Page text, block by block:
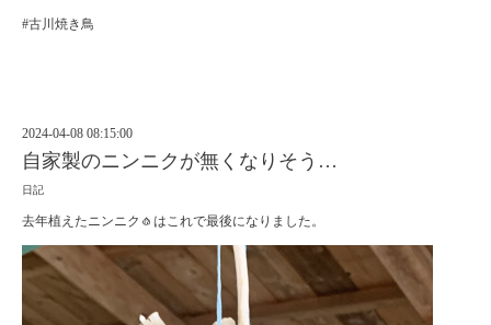
#古川焼き鳥
2024-04-08 08:15:00
自家製のニンニクが無くなりそう…
日記
去年植えたニンニク🧄はこれで最後になりました。